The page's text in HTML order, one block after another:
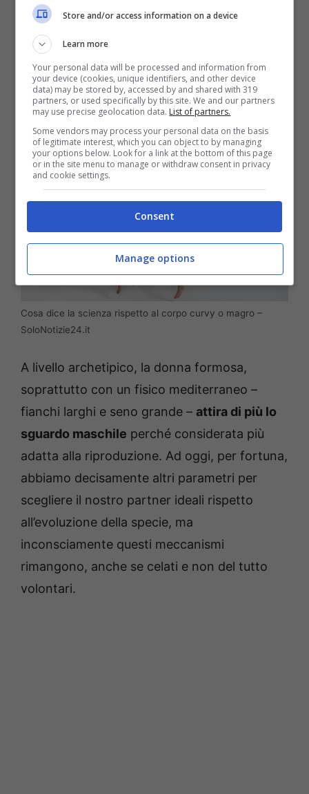
compagnia femminile accanto. Questo non
tentativo di mettere le donne l’una contro
l’altra in una assurda e malsana competizione,
ma faccia riflettere sulla stupidità dei canoni
estetici irrealistici.
Cosa dice la scienza rispetto al corpo curvy o magro –
SoloNotizie24.it
A livello archetipico, la donna formosa,
soprattutto con un fisico mediterraneo –
fianchi larghi e seno grande – attira di più lo
sguardo maschile perché considerata più
adatta alla riproduzione. Ad oggi, per fortuna,
abbiamo decisamente altri parametri per
scegliere il nostro partner ideali rispetto
all’evoluzione della specie, ma
inconsciamente questi meccanismi
rimangono, anche se celati e non del tutto
volontari.
Store and/or access information on a device
Learn more
Your personal data will be processed and information from
your device (cookies, unique identifiers, and other device
data) may be stored by, accessed by and shared with 319
partners, or used specifically by this site. We and our partners
may use precise geolocation data. List of partners.
Some vendors may process your personal data on the basis
of legitimate interest, which you can object to by managing
your options below. Look for a link at the bottom of this page
or in the site menu to manage or withdraw consent in privacy
and cookie settings.
Consent
Manage options